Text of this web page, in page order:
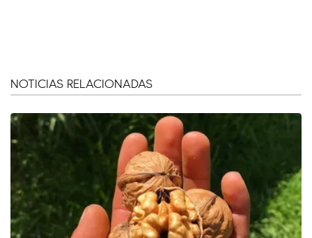
NOTICIAS RELACIONADAS